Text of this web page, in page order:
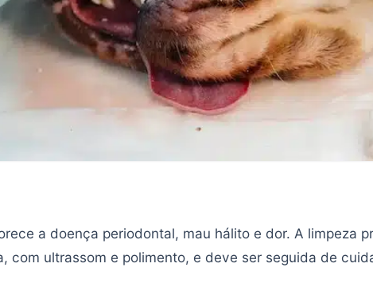
a doença periodontal, mau hálito e dor. A limpeza
com ultrassom e polimento, e deve ser seguida de